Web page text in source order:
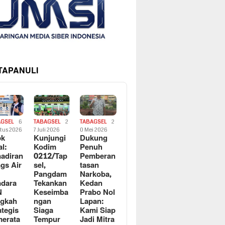
6
2026
Air
TABAGSEL
2
7 Juli 2026
Kunjungi
Kodim
0212/Tap
sel,
Pangdam
Tekankan
Keseimba
ngan
Siaga
Tempur
TABAGSEL
2
0 Mei 2026
Dukung
Penuh
Pemberan
tasan
Narkoba,
Kedan
Prabo Nol
Lapan:
Kami Siap
Jadi Mitra